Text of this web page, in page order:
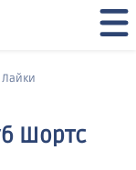
Шортс